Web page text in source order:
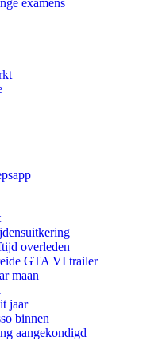
examens
overleden
GTA VI trailer
maan
jaar
binnen
aangekondigd